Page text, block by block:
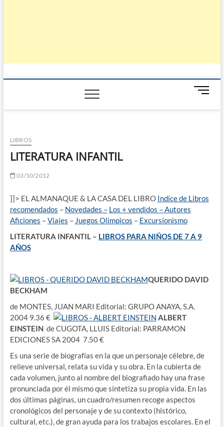
B
t
ú
LIBROS
LITERATURA INFANTIL
03/10/2012
]]> EL ALMANAQUE & LA CASA DEL LIBRO Indice de Libros
recomendados – Novedades – Los + vendidos –Autores
Aficiones –Viajes – Juegos Olimpicos – Excursionismo
LITERATURA INFANTIL – LIBROS PARA NIÑOS DE 7 A 9
AÑOS
QUERIDO DAVID
BECKHAM
de MONTES, JUAN MARI Editorial: GRUPO ANAYA, S.A.
2004 9.36 €
ALBERT
EINSTEIN de CUGOTA, LLUIS Editorial: PARRAMON
EDICIONES SA 2004 7.50 €
Es una serie de biografías en la que un personaje célebre, de
relieve universal, relata su vida y su obra. En la cubierta de
cada volumen, junto al nombre del biografiado hay una frase
pronunciada por él mismo que sintetiza su propia vida. En las
dos últimas páginas, un cuadro/resumen recoge aspectos
cronológicos del personaje y de su contexto (histórico,
cultural, etc.), de gran ayuda para los trabajos escolares. En el